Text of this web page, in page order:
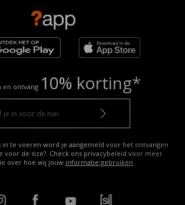
en ontvang 10% korting*
in te voeren word je aangemeld voor het ontvangen
voor de size?. Check ons privacybeleid voor meer
over hoe wij jouw informatie gebruiken.